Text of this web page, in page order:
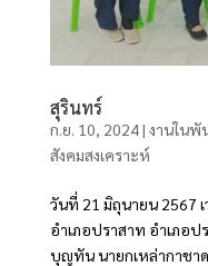
สุรินทร์
ก.ย. 10, 2024| งานในพั
สังคมสงเคราะห์
วันที่ 21 มิถุนายน 2567
อำเภอปราสาท อำเภอ
บุญทัน นายกเหล่ากาชา